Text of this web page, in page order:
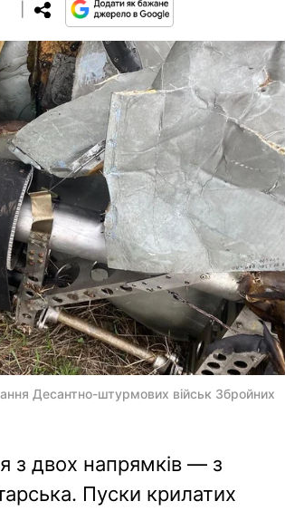
Десантно-штурмових військ Збройних
з двох напрямків — з
Пуски крилатих